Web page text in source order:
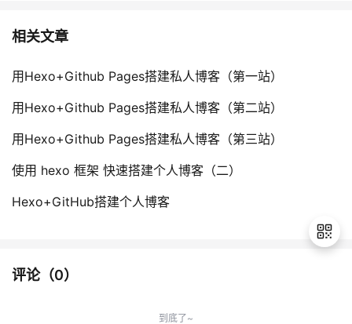
相关文章
用Hexo+Github Pages搭建私人博客（第一站）
用Hexo+Github Pages搭建私人博客（第二站）
用Hexo+Github Pages搭建私人博客（第三站）
使用 hexo 框架 快速搭建个人博客（二）
Hexo+GitHub搭建个人博客
评论（0）
到底了~